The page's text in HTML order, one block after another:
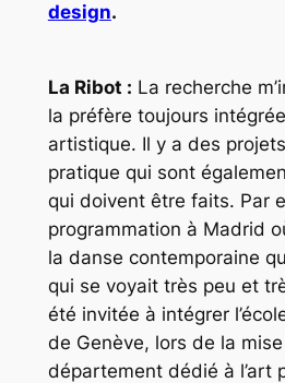
design.
La Ribot : La recherche
la préfère toujours
artistique. Il y a des
pratique qui sont
qui doivent être faits. Par
programmation à Madrid
la danse contemporaine
qui se voyait très peu et
été invitée à intégrer
de Genève, lors de la mise
département dédié à l’art